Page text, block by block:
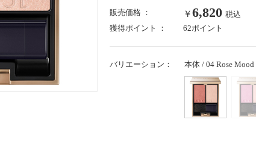
販売価格 ： ￥6,820 税込
獲得ポイント ：
62ポイント
バリエーション： 本体 / 04 Rose Mood